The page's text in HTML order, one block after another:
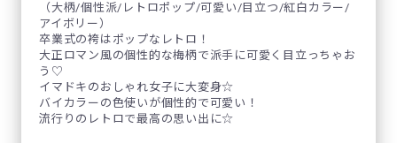
（大柄/個性派/レトロポップ/可愛い/目立つ/紅白カラー/
アイボリー）
卒業式の袴はポップなレトロ！
大正ロマン風の個性的な梅柄で派手に可愛く目立っちゃお
う♡
イマドキのおしゃれ女子に大変身☆
バイカラーの色使いが個性的で可愛い！
流行りのレトロで最高の思い出に☆